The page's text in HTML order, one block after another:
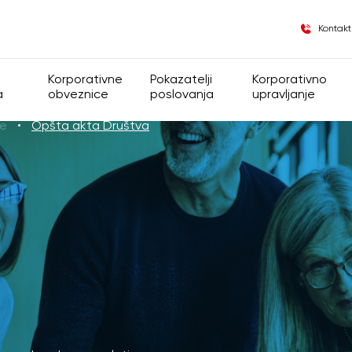
Kontakt
struktura
Korporativne
obveznice
Opšte informacije
Informacije za insajdere
Pokazatelji
poslovanja
Finansijski pokazatelji
Operativni pokazatelji
Korporativno
upravljanje
Korporativno
Grupa
Regulativa
Opšta akta
Kodeks
Skupština
Opšta akta Društva